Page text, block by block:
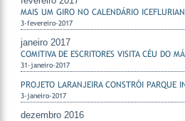
MAIS UM GIRO NO CALENDÁRIO
3-fevereiro-2017
janeiro 2017
COMITIVA DE ESCRITORES VISITA CÉU DO
31-janeiro-2017
PROJETO LARANJEIRA CONSTRÓI PARQUE
3-janeiro-2017
dezembro 2016